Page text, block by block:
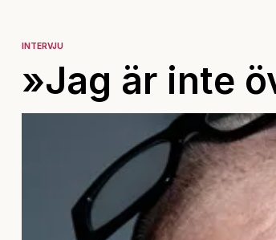
INTERVJU
»Jag är inte